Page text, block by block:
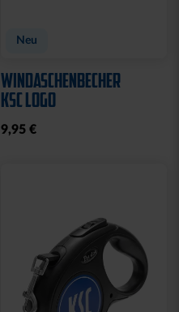
Neu
WINDASCHENBECHER
KSC LOGO
9,95 €